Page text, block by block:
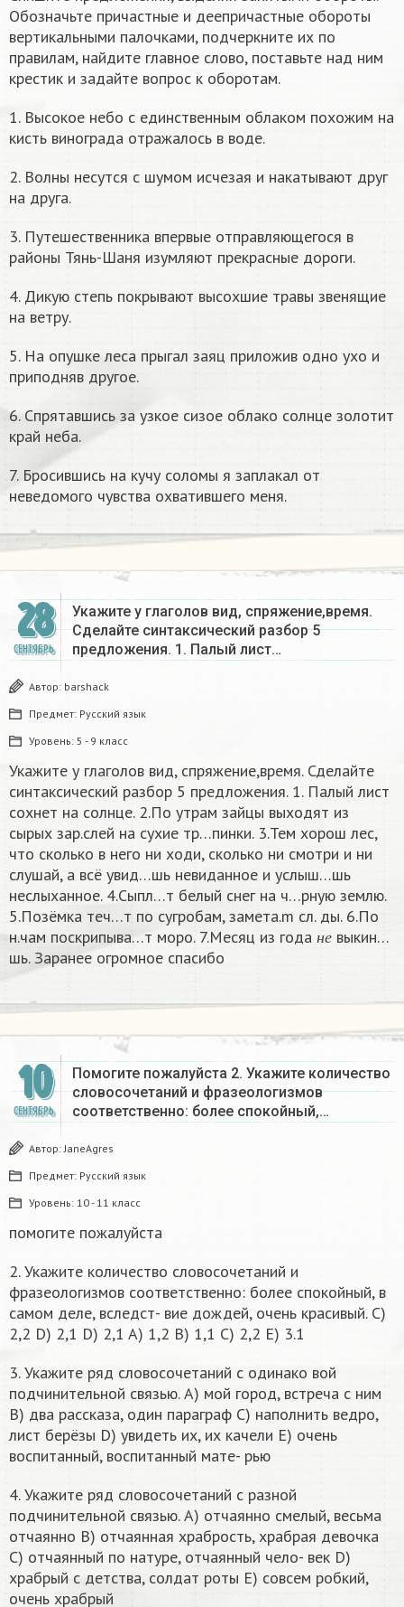
Обозначьте причастные и деепричастные обороты
вертикальными палочками, подчеркните их по
правилам, найдите главное слово, поставьте над ним
крестик и задайте вопрос к оборотам.
1. Высокое небо с единственным облаком похожим на
кисть винограда отражалось в воде.
2. Волны несутся с шумом исчезая и накатывают друг
на друга.
3. Путешественника впервые отправляющегося в
районы Тянь-Шаня изумляют прекрасные дороги.
4. Дикую степь покрывают высохшие травы звенящие
на ветру.
5. На опушке леса прыгал заяц приложив одно ухо и
приподняв другое.
6. Спрятавшись за узкое сизое облако солнце золотит
край неба.
7. Бросившись на кучу соломы я заплакал от
неведомого чувства охватившего меня.
28
СЕНТЯБРЬ
Укажите у глаголов вид, спряжение,время.
Сделайте синтаксический разбор 5
предложения. 1. Палый лист…
Автор: barshack
Предмет: Русский язык
Уровень: 5 - 9 класс
Укажите у глаголов вид, спряжение,время. Сделайте
синтаксический разбор 5 предложения. 1. Палый лист
сохнет на солнце. 2.По утрам зайцы выходят из
сырых зар.слей на сухие тр…пинки. 3.Тем хорош лес,
что сколько в него ни ходи, сколько ни смотри и ни
слушай, а всё увид…шь невиданное и услыш…шь
неслыханное. 4.Сыпл…т белый снег на ч…рную землю.
5.Позёмка теч…т по сугробам, замета.m сл. ды. 6.По
н.чам поскрипыва…т моро. 7.Месяц из года
н е
не
выкин…
шь. Заранее огромное спасибо
10
СЕНТЯБРЬ
Помогите пожалуйста 2. Укажите количество
словосочетаний и фразеологизмов
соответственно: более спокойный,…
Автор: JaneAgres
Предмет: Русский язык
Уровень: 10 - 11 класс
помогите пожалуйста
2. Укажите количество словосочетаний и
фразеологизмов соответственно: более спокойный, в
самом деле, вследст- вие дождей, очень красивый. C)
2,2 D) 2,1 D) 2,1 A) 1,2 B) 1,1 C) 2,2 E) 3.1
3. Укажите ряд словосочетаний с одинако вой
подчинительной связью. А) мой город, встреча с ним
В) два рассказа, один параграф С) наполнить ведро,
лист берёзы D) увидеть их, их качели E) очень
воспитанный, воспитанный мате- рью
4. Укажите ряд словосочетаний с разной
подчинительной связью. А) отчаянно смелый, весьма
отчаянно В) отчаянная храбрость, храбрая девочка
С) отчаянный по натуре, отчаянный чело- век D)
храбрый с детства, солдат роты E) совсем робкий,
очень храбрый